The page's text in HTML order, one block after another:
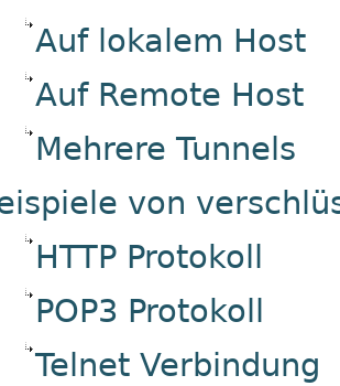
Auf lokalem Host
Auf Remote Host
Mehrere Tunnels
von
HTTP Protokoll
POP3 Protokoll
Telnet Verbindung